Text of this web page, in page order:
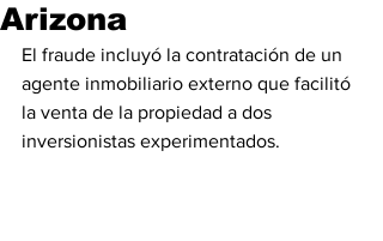
Arizona
El fraude incluyó la contratación de un
agente inmobiliario externo que facilitó
la venta de la propiedad a dos
inversionistas experimentados.